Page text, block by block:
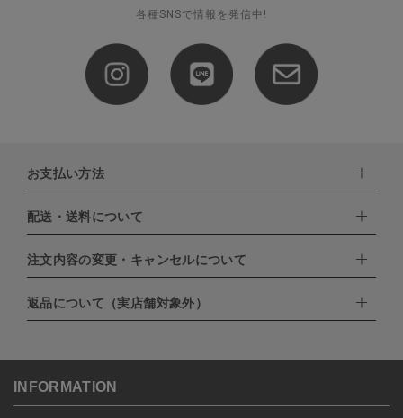
各種SNSで情報を発信中!
お支払い方法
下記お支払い方法よりお選びいただけます。
・クレジットカード（VISA,mastercard,JCB,AMERICAN
EXPRESS,Diners Club）
・PayPay
・NP後払い
配送・送料について
配達業者：日本郵便
北海道：1,400円
沖縄：1,400円
注文内容の変更・キャンセルについて
ご注文日当日から翌日のAM9:00までにご連絡頂いた場合はキャン
セルは可能です。
ンセルしていただいた後、ご希望の商品のみ再度ご注文お願いしま
予約商品など一部キャンセルが出来ない場合がございます。あらか
じめご了承ください。
返品について（実店舗対象外）
こちらよりご依頼ください。
INFORMATION